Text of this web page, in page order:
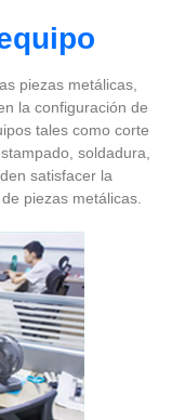
piezas metálicas,
la configuración de
tales como corte
soldadura,
satisfacer la
piezas metálicas.